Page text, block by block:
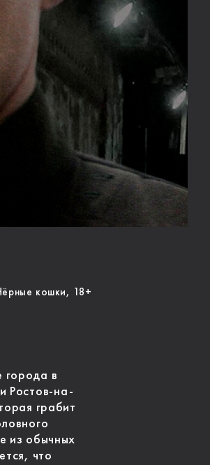
кошки, 18+
города в
Ростов-на-
грабит
из обычных
что